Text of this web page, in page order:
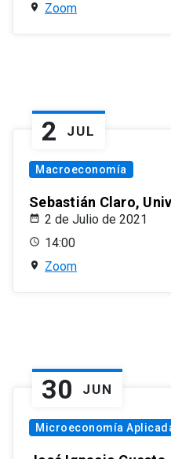
Zoom
2 JUL
Macroeconomía
Sebastián Claro,
2 de Julio de 2021
14:00
Zoom
30 JUN
Microeconomía